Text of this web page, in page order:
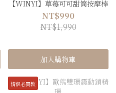
【WINYI】草莓可可甜筒按摩棒
NT$990
NT$1,990
加入購物車
情侶必買款